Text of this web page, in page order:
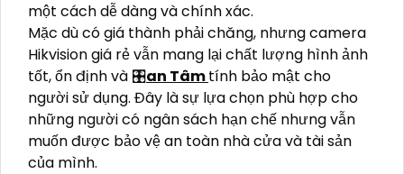
một cách dễ dàng và chính xác.
Mặc dù có giá thành phải chăng, nhưng camera
Hikvision giá rẻ vẫn mang lại chất lượng hình ảnh
tốt, ổn định và 🎛an Tâmtính bảo mật cho
người sử dụng. Đây là sự lựa chọn phù hợp cho
những người có ngân sách hạn chế nhưng vẫn
muốn được bảo vệ an toàn nhà cửa và tài sản
của mình.